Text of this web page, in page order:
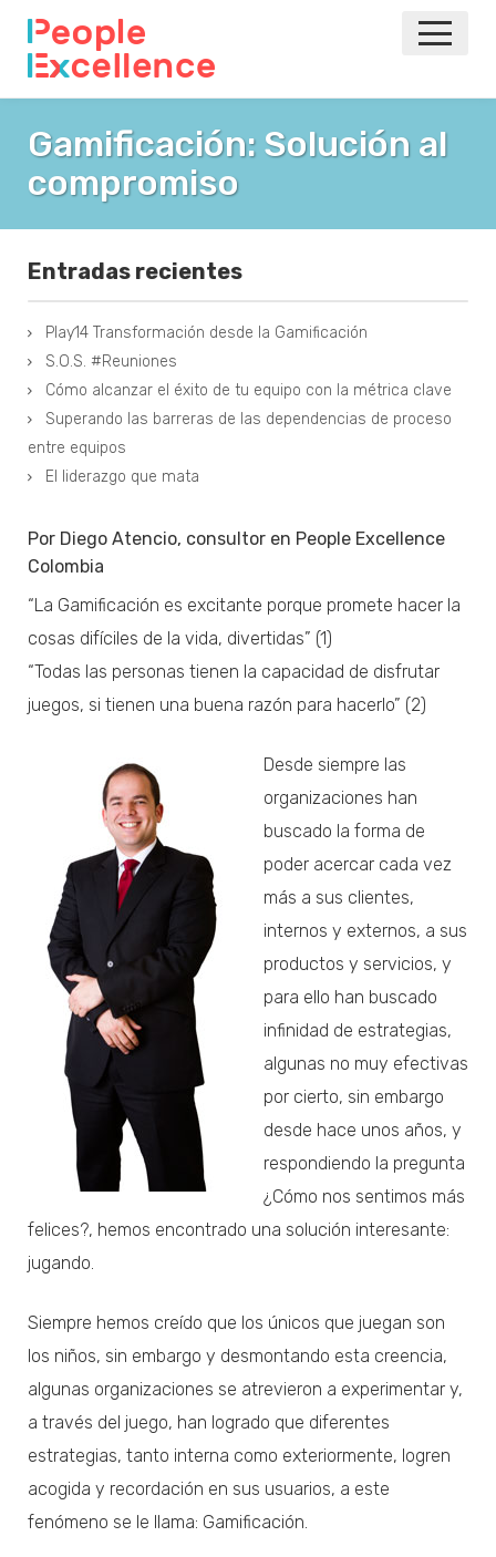
NOTICIAS
VOLVER A LA PRINCIPAL
Gamificación: Solución al
compromiso
Entradas recientes
Play14 Transformación desde la Gamificación
S.O.S. #Reuniones
Cómo alcanzar el éxito de tu equipo con la métrica clave
Superando las barreras de las dependencias de proceso
entre equipos
El liderazgo que mata
Por Diego Atencio, consultor en People Excellence
Colombia
“La Gamificación es excitante porque promete hacer la
cosas difíciles de la vida, divertidas” (1)
“Todas las personas tienen la capacidad de disfrutar
juegos, si tienen una buena razón para hacerlo” (2)
Desde siempre las
organizaciones han
buscado la forma de
poder acercar cada vez
más a sus clientes,
internos y externos, a sus
productos y servicios, y
para ello han buscado
infinidad de estrategias,
algunas no muy efectivas
por cierto, sin embargo
desde hace unos años, y
respondiendo la pregunta
¿Cómo nos sentimos más
felices?, hemos encontrado una solución interesante:
jugando.
Siempre hemos creído que los únicos que juegan son
los niños, sin embargo y desmontando esta creencia,
algunas organizaciones se atrevieron a experimentar y,
a través del juego, han logrado que diferentes
estrategias, tanto interna como exteriormente, logren
acogida y recordación en sus usuarios, a este
fenómeno se le llama: Gamificación.